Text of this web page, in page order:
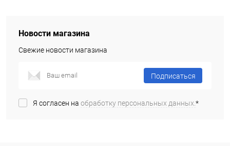
Новости магазина
Свежие новости магазина
Подписаться
Я согласен на обработку персональных данных.*